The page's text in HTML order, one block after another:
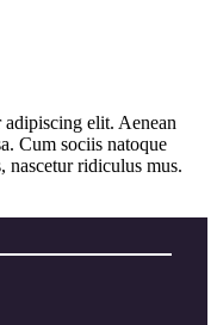
elit. Aenean
Cum sociis natoque
nascetur ridiculus mus.